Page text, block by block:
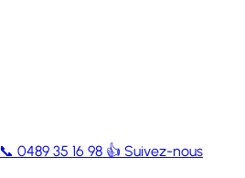
📞 0489 35 16 98 👍 Suivez-nous